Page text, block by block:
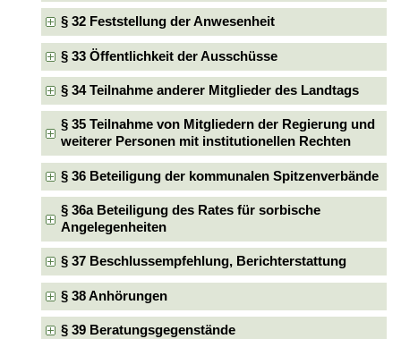
§ 32 Feststellung der Anwesenheit
§ 33 Öffentlichkeit der Ausschüsse
§ 34 Teilnahme anderer Mitglieder des Landtags
§ 35 Teilnahme von Mitgliedern der Regierung und
weiterer Personen mit institutionellen Rechten
§ 36 Beteiligung der kommunalen Spitzenverbände
§ 36a Beteiligung des Rates für sorbische
Angelegenheiten
§ 37 Beschlussempfehlung, Berichterstattung
§ 38 Anhörungen
§ 39 Beratungsgegenstände